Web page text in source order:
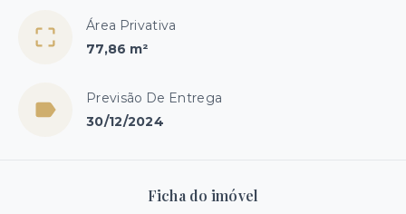
Área Privativa
77,86 m²
Previsão De Entrega
30/12/2024
Ficha do imóvel